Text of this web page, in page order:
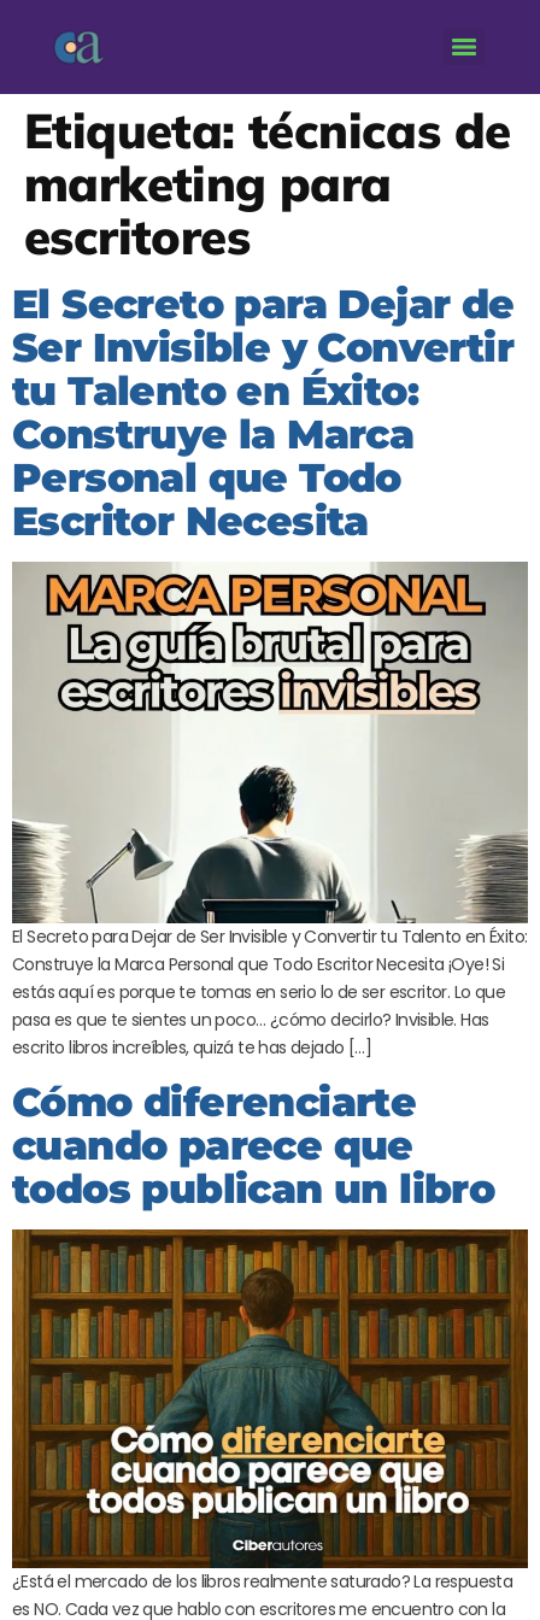
Etiqueta: técnicas de
marketing para
escritores
El Secreto para Dejar de
Ser Invisible y Convertir
tu Talento en Éxito:
Construye la Marca
Personal que Todo
Escritor Necesita
El Secreto para Dejar de Ser Invisible y Convertir tu Talento en Éxito:
Construye la Marca Personal que Todo Escritor Necesita ¡Oye! Si
estás aquí es porque te tomas en serio lo de ser escritor. Lo que
pasa es que te sientes un poco… ¿cómo decirlo? Invisible. Has
escrito libros increíbles, quizá te has dejado […]
Cómo diferenciarte
cuando parece que
todos publican un libro
¿Está el mercado de los libros realmente saturado? La respuesta
es NO. Cada vez que hablo con escritores me encuentro con la